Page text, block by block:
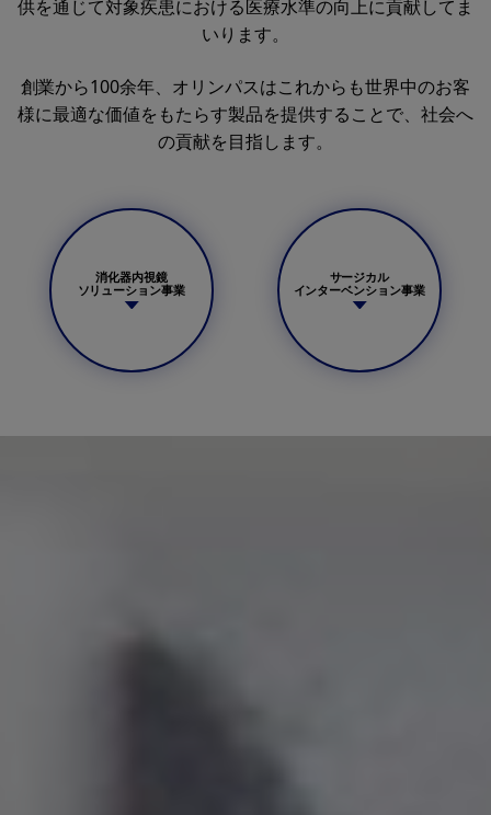
供を通じて対象疾患における医療⽔準の向上に貢献してま
いります。
創業から100余年、オリンパスはこれからも世界中のお客
様に最適な価値をもたらす製品を提供することで、社会へ
の貢献を目指します。
消化器内視鏡
ソリューション事業
サージカル
インターベンション事業